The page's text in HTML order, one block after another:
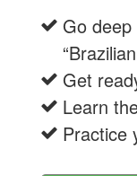
Go
Get
Learn
Practice